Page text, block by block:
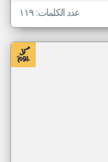
عدد الكلمات: ١١٩